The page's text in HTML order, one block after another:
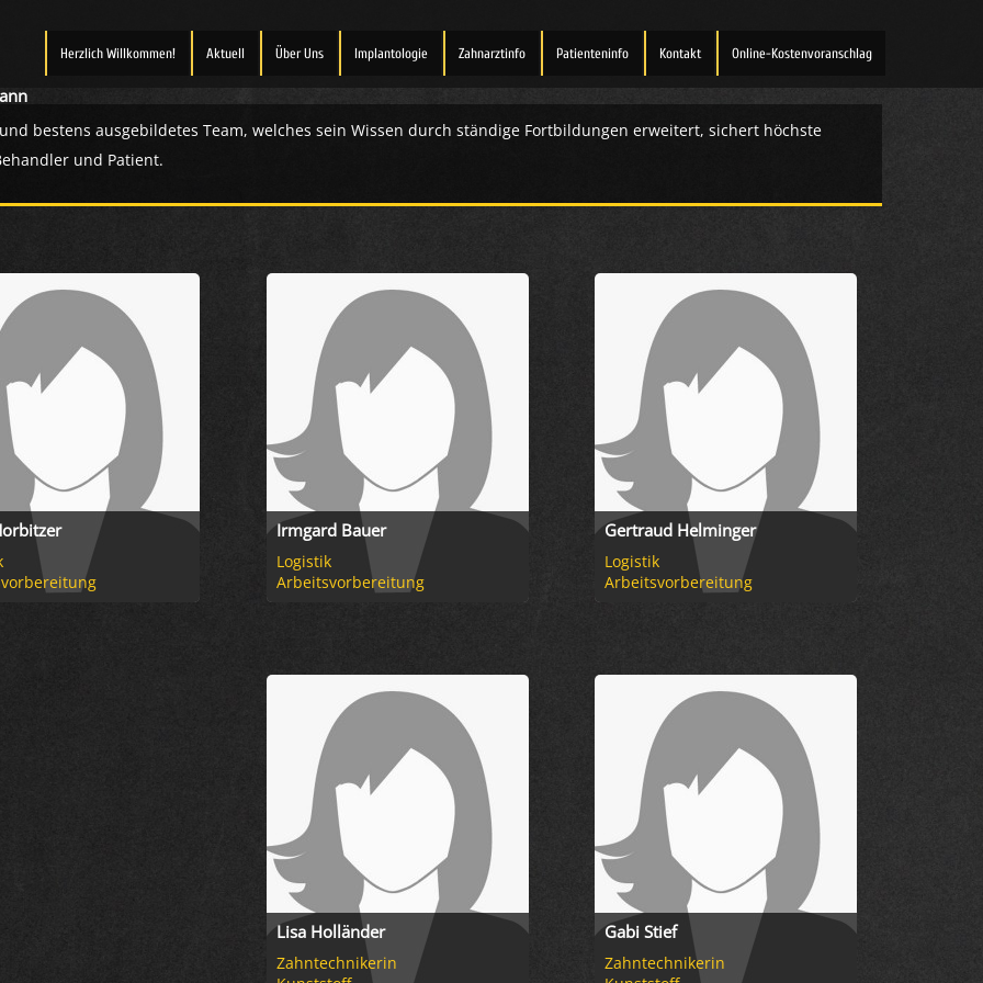
Herzlich Willkommen! Aktuell Über Uns Implantologie Zahnarztinfo Patienteninfo Kontakt Online-Kostenvoranschlag
bestens ausgebildetes Team, welches sein Wissen durch ständige Fortbildungen erweitert, sichert höchste
und Patient.
Irmgard Bauer
Logistik
Arbeitsvorbereitung
Gertraud Helminger
Logistik
Arbeitsvorbereitung
Lisa Holländer
Zahntechnikerin
Gabi Stief
Zahntechnikerin